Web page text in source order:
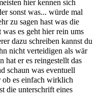
hier kennen sich
sonst was... würde mal
zu sagen hast was die
es geht hier rein ums
dazu schreiben kannst du
nicht verteidigen als wär
hat er es reingestellt das
schaun was eventuell
ob es einfach wirklich
die unterschrift eines